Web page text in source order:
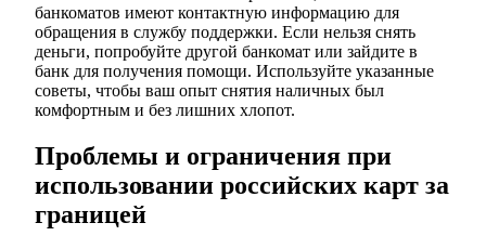
банкоматов имеют контактную информацию для
обращения в службу поддержки. Если нельзя снять
деньги, попробуйте другой банкомат или зайдите в
банк для получения помощи. Используйте указанные
советы, чтобы ваш опыт снятия наличных был
комфортным и без лишних хлопот.
Проблемы и ограничения при
использовании российских карт за
границей